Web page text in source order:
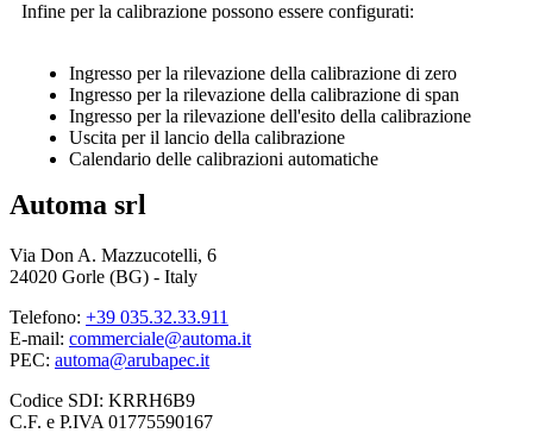
Infine per la calibrazione possono essere configurati:
Ingresso per la rilevazione della calibrazione di zero
Ingresso per la rilevazione della calibrazione di span
Ingresso per la rilevazione dell'esito della calibrazione
Uscita per il lancio della calibrazione
Calendario delle calibrazioni automatiche
Automa srl
Via Don A. Mazzucotelli, 6
24020 Gorle (BG) - Italy
Telefono: +39 035.32.33.911
E-mail: commerciale@automa.it
PEC: automa@arubapec.it
Codice SDI: KRRH6B9
C.F. e P.IVA 01775590167